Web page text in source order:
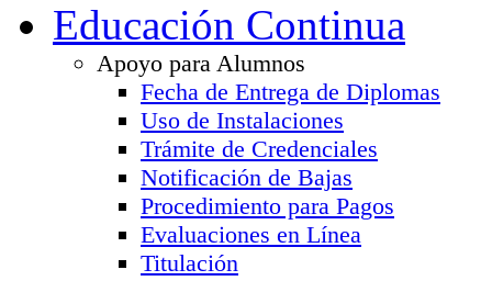
Educación Continua
Apoyo para Alumnos
Fecha de Entrega de Diplomas
Uso de Instalaciones
Trámite de Credenciales
Notificación de Bajas
Procedimiento para Pagos
Evaluaciones en Línea
Titulación